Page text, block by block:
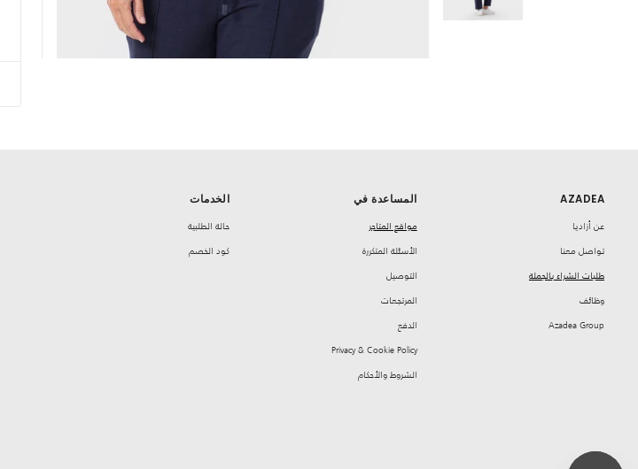
AZADEA
‏عن أزاديا
تواصل معنا
طلبات الشراء بالجملة
‏وظائف
Azadea Group
المساعدة في
مواقع المتاجر
‏الأسئلة المتكررة
‏التوصيل
‏المرتجعات
‏الدفع
Privacy & Cookie Policy
‏الشروط والأحكام
الخدمات
حالة الطلبية
كود الخصم